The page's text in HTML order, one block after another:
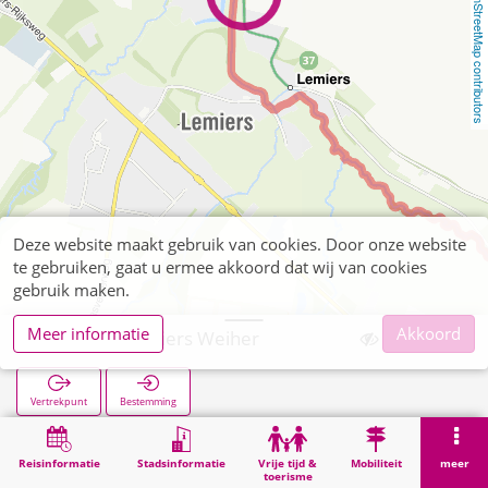
OpenStreetMap contributors
Reisinformatie Stadsinformatie
Vrije tijd &
toerisme
Mobiliteit meer
Orsbach Lemiers Weiher
Vertrekpunt Bestemming
Zoekopracht Orsbach Lemiers Weiher
Deze website maakt gebruik van cookies. Door onze website
te gebruiken, gaat u ermee akkoord dat wij van cookies
gebruik maken.
Meer informatie
Akkoord